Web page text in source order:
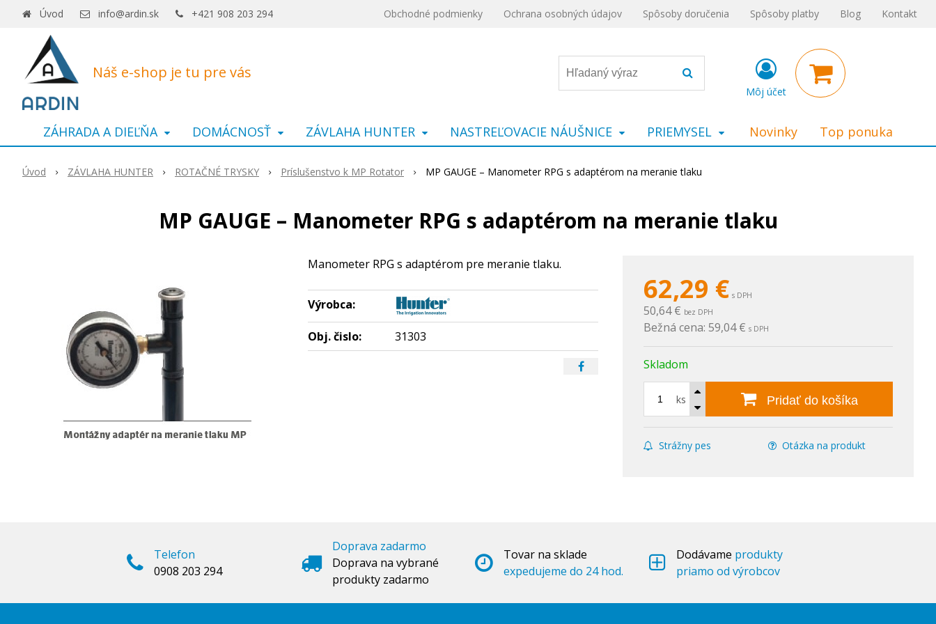
Náš e-shop je tu pre vás
Úvod info@ardin.sk +421 908 203 294 Obchodné podmienky Ochrana osobných údajov Spôsoby doručenia Spôsoby platby Blog Kontakt
Môj účet
ZÁHRADA A DIEĽŇA DOMÁCNOSŤ ZÁVLAHA HUNTER NASTREĽOVACIE NÁUŠNICE PRIEMYSEL Novinky Top ponuka
Úvod ZÁVLAHA HUNTER ROTAČNÉ TRYSKY Príslušenstvo k MP Rotator MP GAUGE – Manometer RPG s adaptérom na meranie tlaku
MP GAUGE – Manometer RPG s adaptérom na meranie tlaku
62,29 € s DPH
50,64 € bez DPH
Bežná cena: 59,04 €s DPH
Skladom
ks Pridať do košíka
Strážny pes Otázka na produkt
Manometer RPG s adaptérom pre meranie tlaku.
Výrobca:
Obj. čislo: 31303
Telefon
0908 203 294
Doprava zadarmo
Doprava na vybrané
produkty zadarmo
Tovar na sklade
expedujeme do 24 hod.
Dodávame produkty
priamo od výrobcov